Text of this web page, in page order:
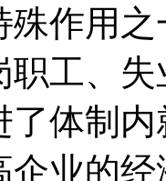
殊作用
职工、
了体制
企业的